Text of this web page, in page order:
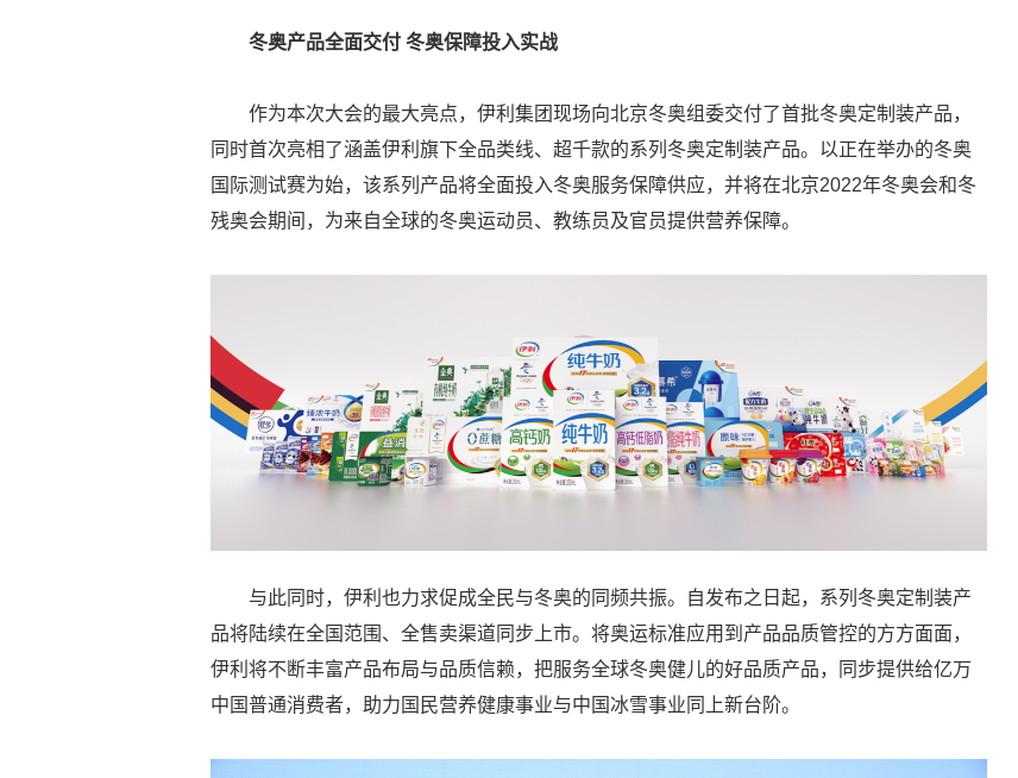
冬奥产品全面交付 冬奥保障投入实战
作为本次大会的最大亮点，伊利集团现场向北京冬奥组委交付了首批冬奥定制装产品，
同时首次亮相了涵盖伊利旗下全品类线、超千款的系列冬奥定制装产品。以正在举办的冬奥
国际测试赛为始，该系列产品将全面投入冬奥服务保障供应，并将在北京2022年冬奥会和冬
残奥会期间，为来自全球的冬奥运动员、教练员及官员提供营养保障。
与此同时，伊利也力求促成全民与冬奥的同频共振。自发布之日起，系列冬奥定制装产
品将陆续在全国范围、全售卖渠道同步上市。将奥运标准应用到产品品质管控的方方面面，
伊利将不断丰富产品布局与品质信赖，把服务全球冬奥健儿的好品质产品，同步提供给亿万
中国普通消费者，助力国民营养健康事业与中国冰雪事业同上新台阶。